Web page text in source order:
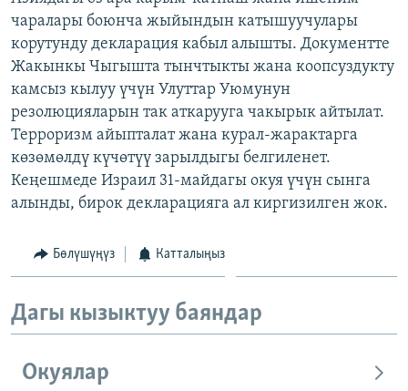
БИЗ ЖАНА ДҮЙНӨ
ДАНИСТЕ
ЭЖЕ-СИҢДИЛЕР
АЗАТТЫК+
ЫҢГАЙСЫЗ СУРООЛОР
Русский
ОНЛАЙН ШЕРИНЕ
чаралары боюнча жыйындын катышуучулары
корутунду декларация кабыл алышты. Документте
Жакынкы Чыгышта тынчтыкты жана коопсуздукту
камсыз кылуу үчүн Улуттар Уюмунун
резолюцияларын так аткарууга чакырык айтылат.
Терроризм айыпталат жана курал-жарактарга
көзөмөлдү күчөтүү зарылдыгы белгиленет.
Кеңешмеде Израил 31-майдагы окуя үчүн сынга
алынды, бирок декларацияга ал киргизилген жок.
Бөлүшүңүз Катталыңыз
Дагы кызыктуу баяндар
Окуялар